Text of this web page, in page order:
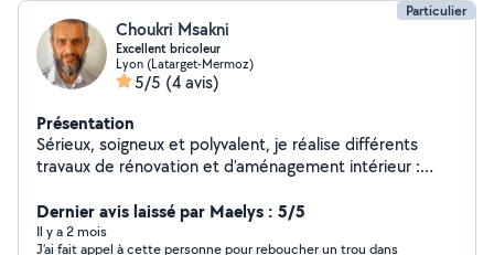
Particulier
Choukri Msakni
Excellent bricoleur
Lyon (Latarget-Mermoz)
5/5 (4 avis)
Présentation
Sérieux, soigneux et polyvalent, je réalise différents
travaux de rénovation et d'aménagement intérieur :
débouchage de trous et finitions. Je m'occupe
également du montage et de la fixation de meubles,
Dernier avis laissé par Maelys : 5/5
Il y a 2 mois
J’ai fait appel à cette personne pour reboucher un trou dans